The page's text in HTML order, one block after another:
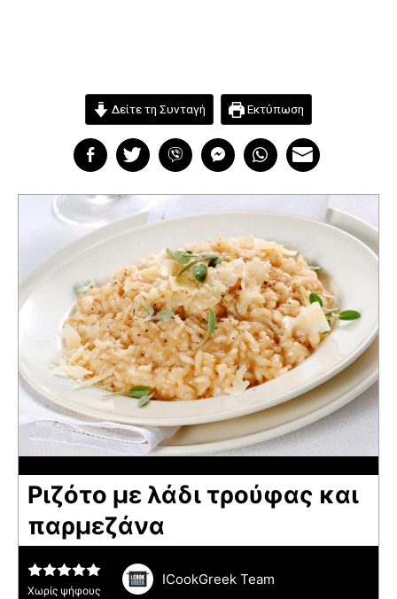
Δείτε τη Συνταγή Εκτύπωση
Ριζότο με λάδι τρούφας και
παρμεζάνα
Χωρίς ψήφους
ICookGreek Team